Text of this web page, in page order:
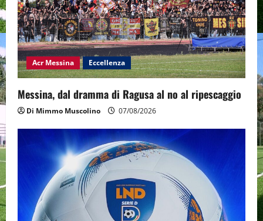
Acr Messina Eccellenza
Messina, dal dramma di Ragusa al no al ripescaggio
Di Mimmo Muscolino 07/08/2026